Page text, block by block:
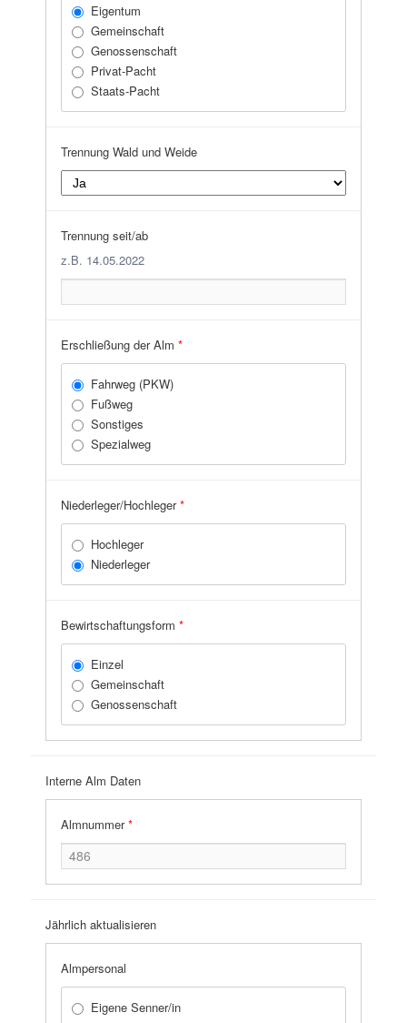
Eigentum
Gemeinschaft
Genossenschaft
Privat-Pacht
Staats-Pacht
Trennung Wald und Weide
Trennung seit/ab
z.B. 14.05.2022
Erschließung der Alm*
Fahrweg (PKW)
Fußweg
Sonstiges
Spezialweg
Niederleger/Hochleger*
Hochleger
Niederleger
Bewirtschaftungsform*
Einzel
Gemeinschaft
Genossenschaft
Interne Alm Daten
Almnummer*
Jährlich aktualisieren
Almpersonal
Eigene Senner/in